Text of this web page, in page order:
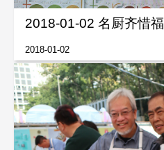
2018-01-02 名厨齐惜
2018-01-02